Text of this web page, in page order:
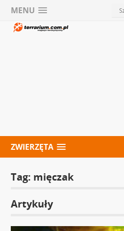
MENU
ZWIERZĘTA
Tag: mięczak
Artykuły